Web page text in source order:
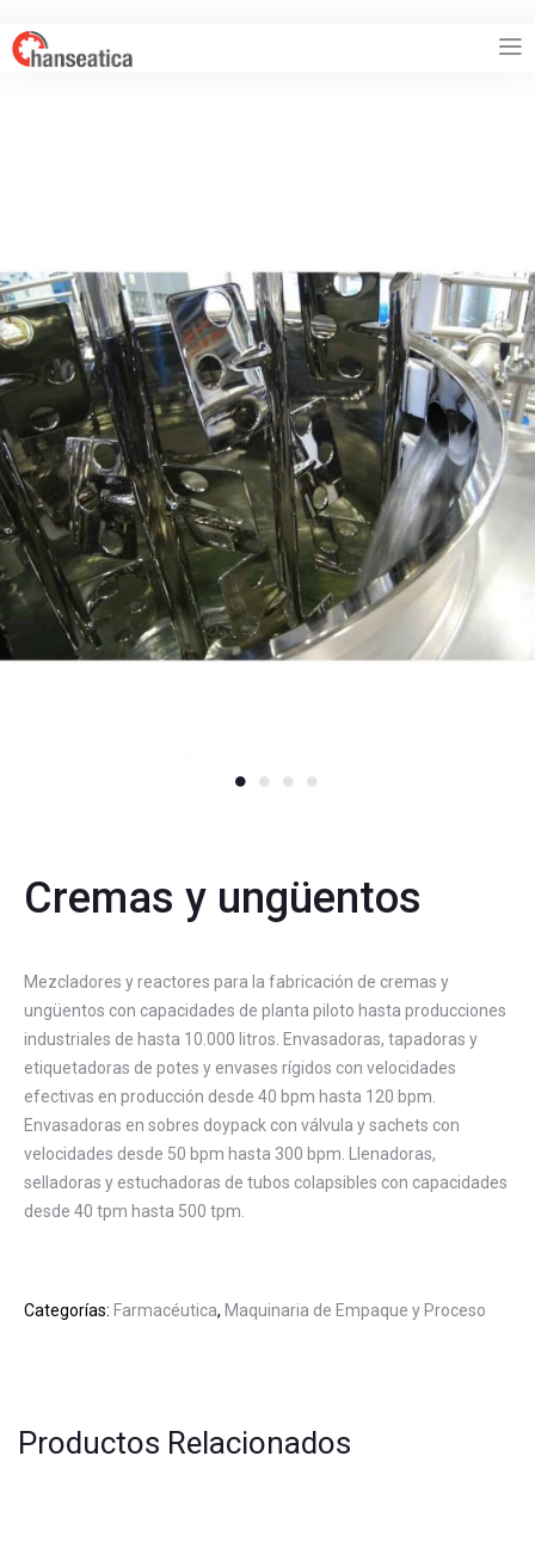
Cremas y ungüentos
Mezcladores y reactores para la fabricación de cremas y
ungüentos con capacidades de planta piloto hasta producciones
industriales de hasta 10.000 litros. Envasadoras, tapadoras y
etiquetadoras de potes y envases rígidos con velocidades
efectivas en producción desde 40 bpm hasta 120 bpm.
Envasadoras en sobres doypack con válvula y sachets con
velocidades desde 50 bpm hasta 300 bpm. Llenadoras,
selladoras y estuchadoras de tubos colapsibles con capacidades
desde 40 tpm hasta 500 tpm.
Categorías: Farmacéutica, Maquinaria de Empaque y Proceso
Productos Relacionados